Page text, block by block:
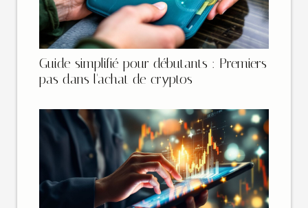
Guide simplifié pour débutants : Premiers
pas dans l'achat de cryptos